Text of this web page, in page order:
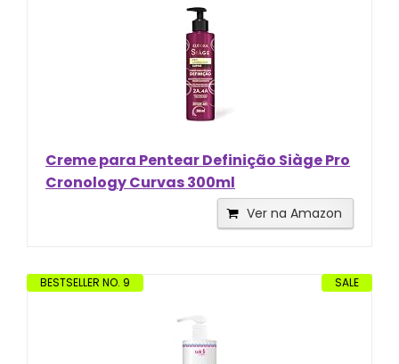
Creme para Pentear Definição Siàge Pro
Cronology Curvas 300ml
Ver na Amazon
SALE
BESTSELLER NO. 9